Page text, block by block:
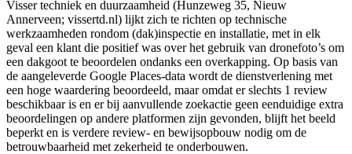
Visser techniek en duurzaamheid (Hunzeweg 35, Nieuw
Annerveen; vissertd.nl) lijkt zich te richten op technische
werkzaamheden rondom (dak)inspectie en installatie, met in elk
geval een klant die positief was over het gebruik van dronefoto’s om
een dakgoot te beoordelen ondanks een overkapping. Op basis van
de aangeleverde Google Places-data wordt de dienstverlening met
een hoge waardering beoordeeld, maar omdat er slechts 1 review
beschikbaar is en er bij aanvullende zoekactie geen eenduidige extra
beoordelingen op andere platformen zijn gevonden, blijft het beeld
beperkt en is verdere review- en bewijsopbouw nodig om de
betrouwbaarheid met zekerheid te onderbouwen.